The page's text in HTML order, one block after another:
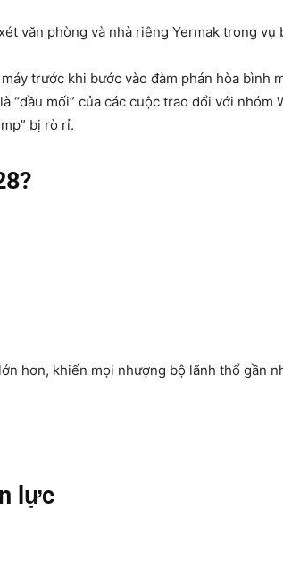
văn phòng và nhà riêng Yermak trong
trước khi bước vào đàm phán hòa bình
“đầu mối” của các cuộc trao đổi với
bị rò rỉ.
hơn, khiến mọi nhượng bộ lãnh thổ gần
lực